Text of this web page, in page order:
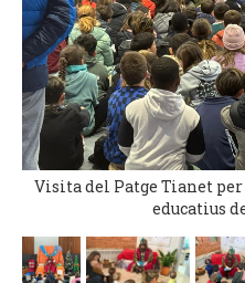
Visita del Patge Tianet
educatius